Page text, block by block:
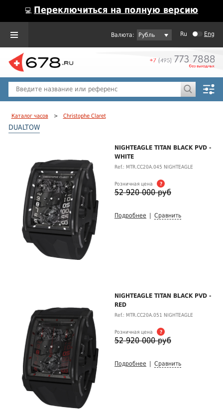
💻 Переключиться на полную версию
Рубль Ru Eng
Каталог часов > Christophe Claret
DUALTOW
NIGHTEAGLE TITAN BLACK PVD -
WHITE
Ref.: MTR.CC20A.045 NIGHTEAGLE
Розничная цена ?
52 920 000 руб
Подробнее Сравнить
NIGHTEAGLE TITAN BLACK PVD -
RED
Ref.: MTR.CC20A.051 NIGHTEAGLE
Розничная цена ?
52 920 000 руб
Подробнее Сравнить